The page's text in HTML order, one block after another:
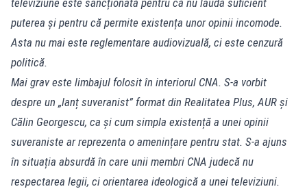
puterea și pentru că permite existența unor opinii incomode.
Asta nu mai este reglementare audiovizuală, ci este cenzură
politică.
Mai grav este limbajul folosit în interiorul CNA. S-a vorbit
despre un „lanț suveranist” format din Realitatea Plus, AUR și
Călin Georgescu, ca și cum simpla existență a unei opinii
suveraniste ar reprezenta o amenințare pentru stat. S-a ajuns
în situația absurdă în care unii membri CNA judecă nu
respectarea legii, ci orientarea ideologică a unei televiziuni.